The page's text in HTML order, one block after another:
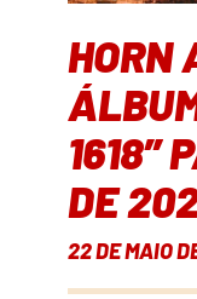
HORN
1618”
DE
22 DE MAIO